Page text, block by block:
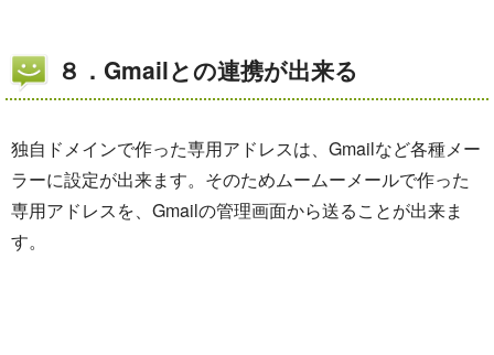
８．Gmailとの連携が出来る
独自ドメインで作った専用アドレスは、Gmailなど各種メー
ラーに設定が出来ます。そのためムームーメールで作った
専用アドレスを、Gmailの管理画面から送ることが出来ま
す。